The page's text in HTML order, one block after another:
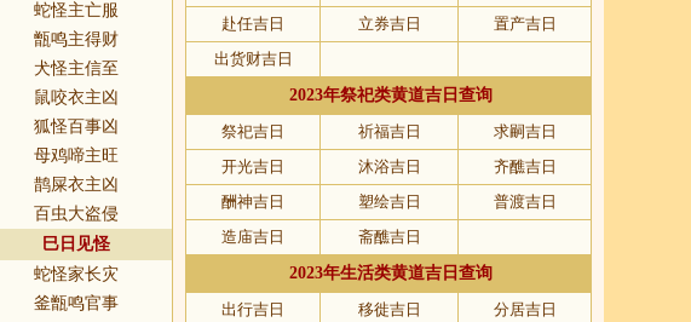
蛇怪主亡服
甑鸣主得财
犬怪主信至
鼠咬衣主凶
狐怪百事凶
母鸡啼主旺
鹊屎衣主凶
百虫大盗侵
巳日见怪
蛇怪家长灾
釜甑鸣官事
赴任吉日
立券吉日
置产吉日
出货财吉日
2023年祭祀类黄道吉日查询
祭祀吉日
祈福吉日
求嗣吉日
开光吉日
沐浴吉日
齐醮吉日
酬神吉日
塑绘吉日
普渡吉日
造庙吉日
斋醮吉日
2023年生活类黄道吉日查询
出行吉日
移徙吉日
分居吉日